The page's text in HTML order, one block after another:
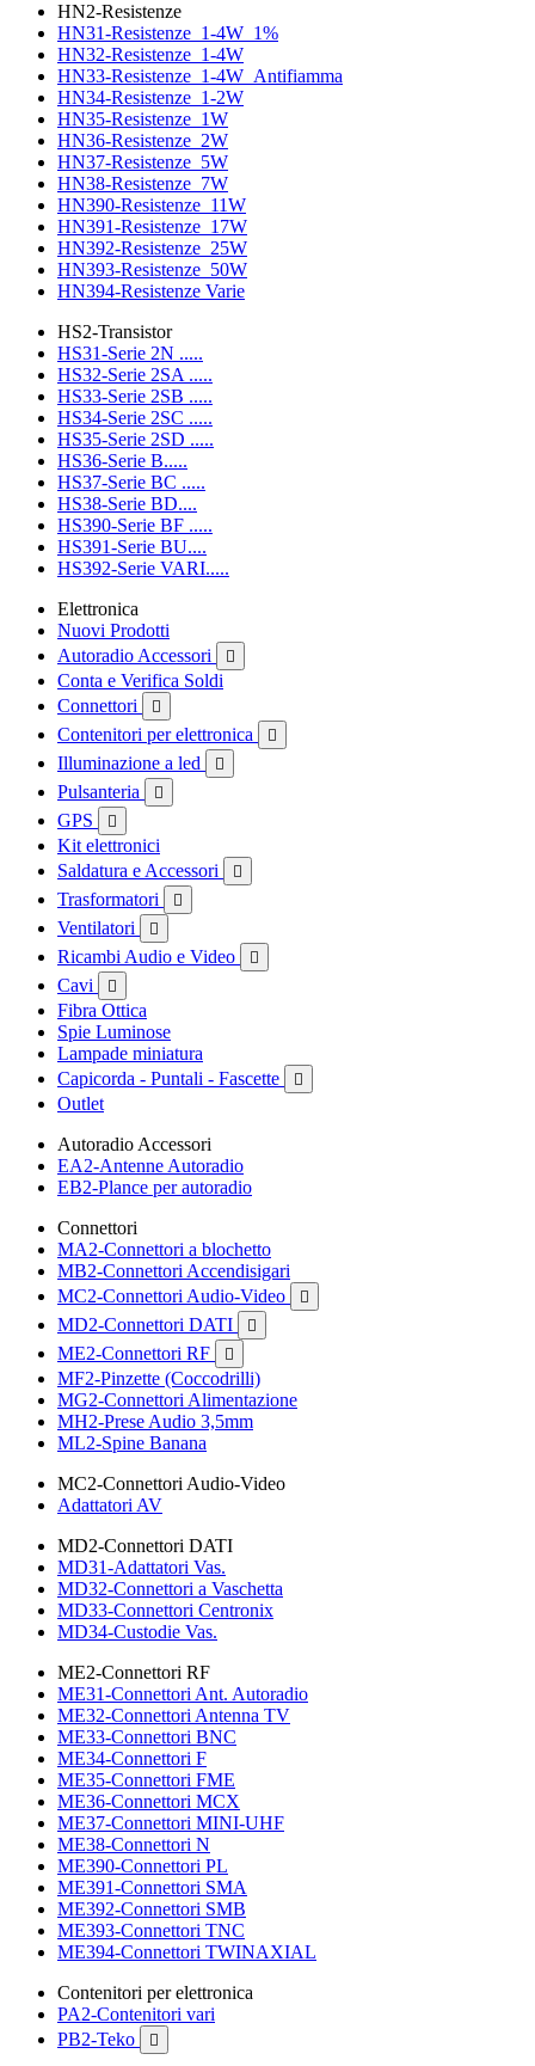
HN2-Resistenze
HN31-Resistenze_1-4W_1%
HN32-Resistenze_1-4W
HN33-Resistenze_1-4W_Antifiamma
HN34-Resistenze_1-2W
HN35-Resistenze_1W
HN36-Resistenze_2W
HN37-Resistenze_5W
HN38-Resistenze_7W
HN390-Resistenze_11W
HN391-Resistenze_17W
HN392-Resistenze_25W
HN393-Resistenze_50W
HN394-Resistenze Varie
HS2-Transistor
HS31-Serie 2N .....
HS32-Serie 2SA .....
HS33-Serie 2SB .....
HS34-Serie 2SC .....
HS35-Serie 2SD .....
HS36-Serie B.....
HS37-Serie BC .....
HS38-Serie BD....
HS390-Serie BF .....
HS391-Serie BU....
HS392-Serie VARI.....
Elettronica
Nuovi Prodotti
Autoradio Accessori

Conta e Verifica Soldi
Connettori

Contenitori per elettronica 
Illuminazione a led 
Pulsanteria 
GPS 
Kit elettronici
Saldatura e Accessori

Trasformatori 
Ventilatori 
Ricambi Audio e Video 
Cavi 
Fibra Ottica
Spie Luminose
Lampade miniatura
Capicorda - Puntali - Fascette

Outlet
Autoradio Accessori
EA2-Antenne Autoradio
EB2-Plance per autoradio
Connettori
MA2-Connettori a blochetto
MB2-Connettori Accendisigari
MC2-Connettori Audio-Video

MD2-Connettori DATI 
ME2-Connettori RF 
MF2-Pinzette (Coccodrilli)
MG2-Connettori Alimentazione
MH2-Prese Audio 3,5mm
ML2-Spine Banana
MC2-Connettori Audio-Video
Adattatori AV
MD2-Connettori DATI
MD31-Adattatori Vas.
MD32-Connettori a Vaschetta
MD33-Connettori Centronix
MD34-Custodie Vas.
ME2-Connettori RF
ME31-Connettori Ant. Autoradio
ME32-Connettori Antenna TV
ME33-Connettori BNC
ME34-Connettori F
ME35-Connettori FME
ME36-Connettori MCX
ME37-Connettori MINI-UHF
ME38-Connettori N
ME390-Connettori PL
ME391-Connettori SMA
ME392-Connettori SMB
ME393-Connettori TNC
ME394-Connettori TWINAXIAL
Contenitori per elettronica
PA2-Contenitori vari
PB2-Teko
